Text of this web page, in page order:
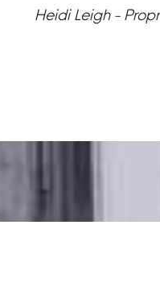
Heidi Leigh -